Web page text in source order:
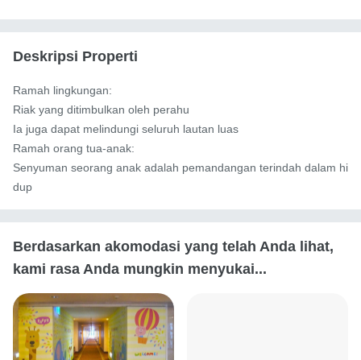
Deskripsi Properti
Ramah lingkungan:
Riak yang ditimbulkan oleh perahu
Ia juga dapat melindungi seluruh lautan luas
Ramah orang tua-anak:
Senyuman seorang anak adalah pemandangan terindah dalam hi
dup
Berdasarkan akomodasi yang telah Anda lihat,
kami rasa Anda mungkin menyukai...